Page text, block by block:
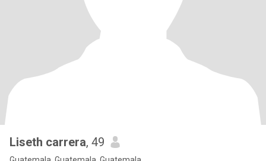
Liseth carrera, 49